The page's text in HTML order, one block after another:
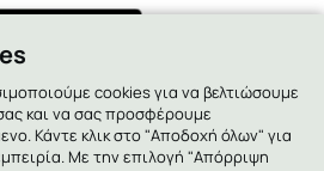
2130 - 400 400
cookies για να βελτιώσουμε
και να σας προσφέρουμε
Κάντε κλικ στο "Αποδοχή όλων" για
Με την επιλογή "Απόρριψη